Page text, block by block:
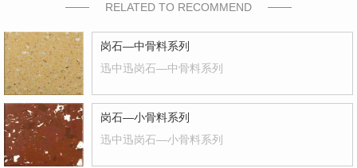
RELATED TO RECOMMEND
岗石—中骨料系列
迅中迅岗石—中骨料系列
岗石—小骨料系列
迅中迅岗石—小骨料系列